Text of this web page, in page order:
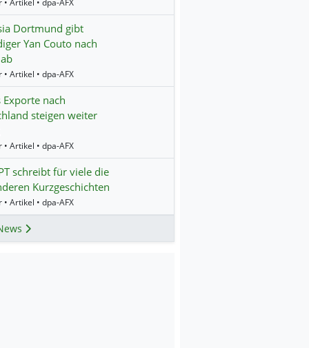
Dortmund gibt
Yan Couto nach
• Artikel • dpa-AFX
Exporte nach
steigen weiter
• Artikel • dpa-AFX
schreibt für viele die
Kurzgeschichten
• Artikel • dpa-AFX